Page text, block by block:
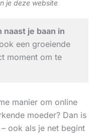
je deze website
je baan in
een groeiende
moment om te
manier om online
moeder? Dan is
ook als je net begint